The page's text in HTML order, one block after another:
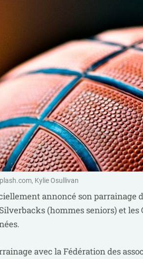
Kylie Osullivan
annoncé son parrainage
(hommes seniors) et
avec la Fédération des